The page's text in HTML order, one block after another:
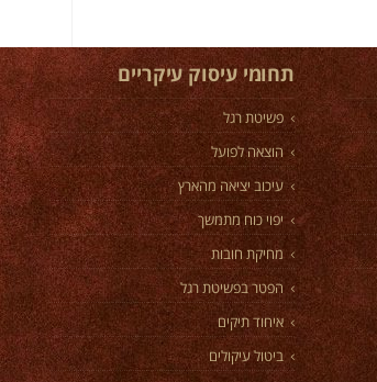
תחומי עיסוק עיקריים
פשיטת רגל
הוצאה לפועל
עיכוב יציאה מהארץ
יפוי כוח מתמשך
מחיקת חובות
הפטר בפשיטת רגל
איחוד תיקים
ביטול עיקולים